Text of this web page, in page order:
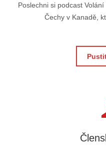
Poslechni si podcast
Čechy v Kanadě,